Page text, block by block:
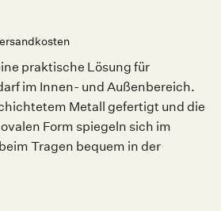
praktische Lösung für
im Innen- und Außenbereich.
Metall gefertigt und die
Form spiegeln sich im
Tragen bequem in der